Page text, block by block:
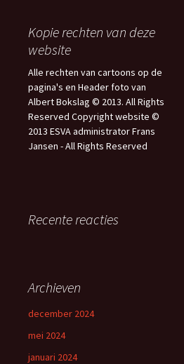
Kopie rechten van deze
website
Alle rechten van cartoons op de
pagina's en Header foto van
Albert Bokslag © 2013. All Rights
Reserved Copyright website ©
2013 ESVA administrator Frans
Jansen - All Rights Reserved
Recente reacties
Archieven
december 2024
mei 2024
januari 2024